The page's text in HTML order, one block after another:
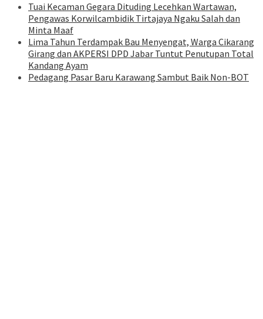
Tuai Kecaman Gegara Dituding Lecehkan Wartawan,
Pengawas Korwilcambidik Tirtajaya Ngaku Salah dan
Minta Maaf
Lima Tahun Terdampak Bau Menyengat, Warga Cikarang
Girang dan AKPERSI DPD Jabar Tuntut Penutupan Total
Kandang Ayam
Pedagang Pasar Baru Karawang Sambut Baik Non-BOT